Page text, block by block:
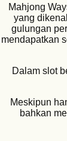
Mahjong
yang
gulungan
mendapatkan
Dalam slot
Meskipun
bahkan